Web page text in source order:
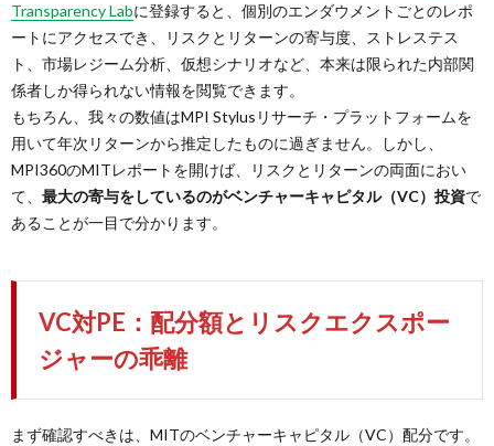
Transparency Labに登録すると、個別のエンダウメントごとのレポ
ートにアクセスでき、リスクとリターンの寄与度、ストレステス
ト、市場レジーム分析、仮想シナリオなど、本来は限られた内部関
係者しか得られない情報を閲覧できます。
もちろん、我々の数値はMPI Stylusリサーチ・プラットフォームを
用いて年次リターンから推定したものに過ぎません。しかし、
MPI360のMITレポートを開けば、リスクとリターンの両面におい
て、 最大の寄与をしているのがベンチャーキャピタル（VC）投資で
あることが一目で分かります。
VC対PE：配分額とリスクエクスポー
ジャーの乖離
まず確認すべきは、MITのベンチャーキャピタル（VC）配分です。